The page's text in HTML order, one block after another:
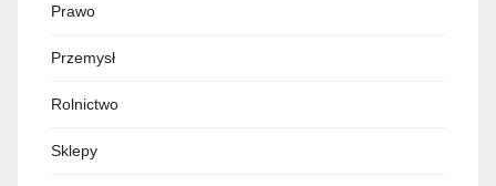
Prawo
Przemysł
Rolnictwo
Sklepy